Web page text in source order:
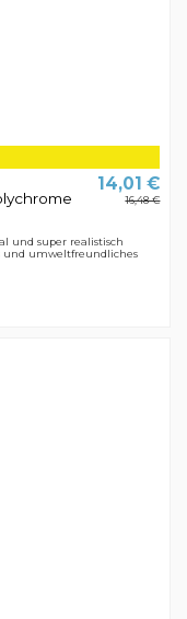
14,01 €
16,48 €
und super realistisch
und umweltfreundliches